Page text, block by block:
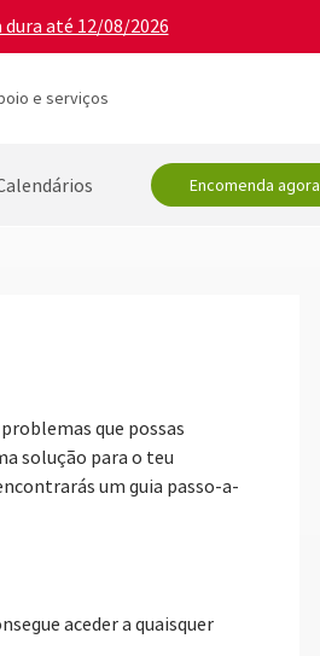
até 12/08/2026
e serviços
Encomenda agora
que possas
solução para o teu
um guia passo-a-
aceder a quaisquer